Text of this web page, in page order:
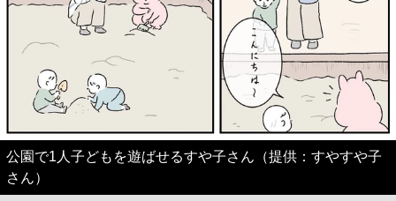
公園で1人子どもを遊ばせるすや子さん（提供：すやすや子
さん）